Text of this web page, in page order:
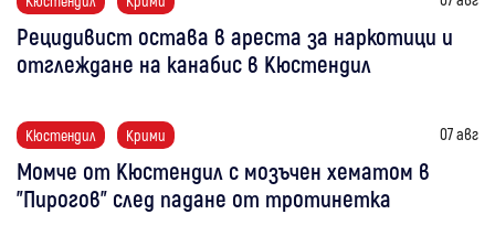
Рецидивист остава в ареста за наркотици и
отглеждане на канабис в Кюстендил
Кюстендил Крими 07 авг
Момче от Кюстендил с мозъчен хематом в
"Пирогов" след падане от тротинетка